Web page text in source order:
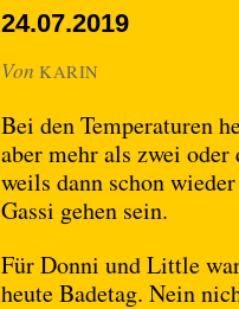
24.07.2019
Von KARIN
Bei den Temperaturen
aber mehr als zwei
weils dann schon
Gassi gehen sein.
Für Donni und Little
heute Badetag. Nein